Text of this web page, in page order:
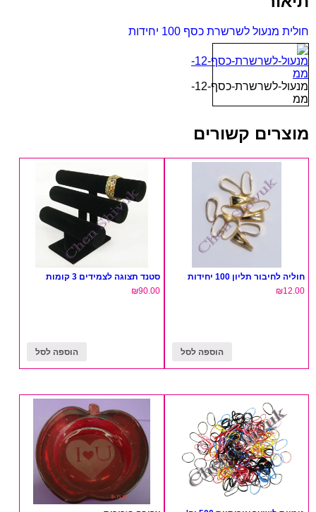
יחידות
חולית מנעול לשרשרת כסף 100 יחידות
מנעול-לשרשרת-כסף-12-
ממ
מוצרים קשורים
חוליה לחיבור תליון 100 יחידות
₪12.00
הוספה לסל
סטנד תצוגה לצמידים 3 קומות
₪90.00
הוספה לסל